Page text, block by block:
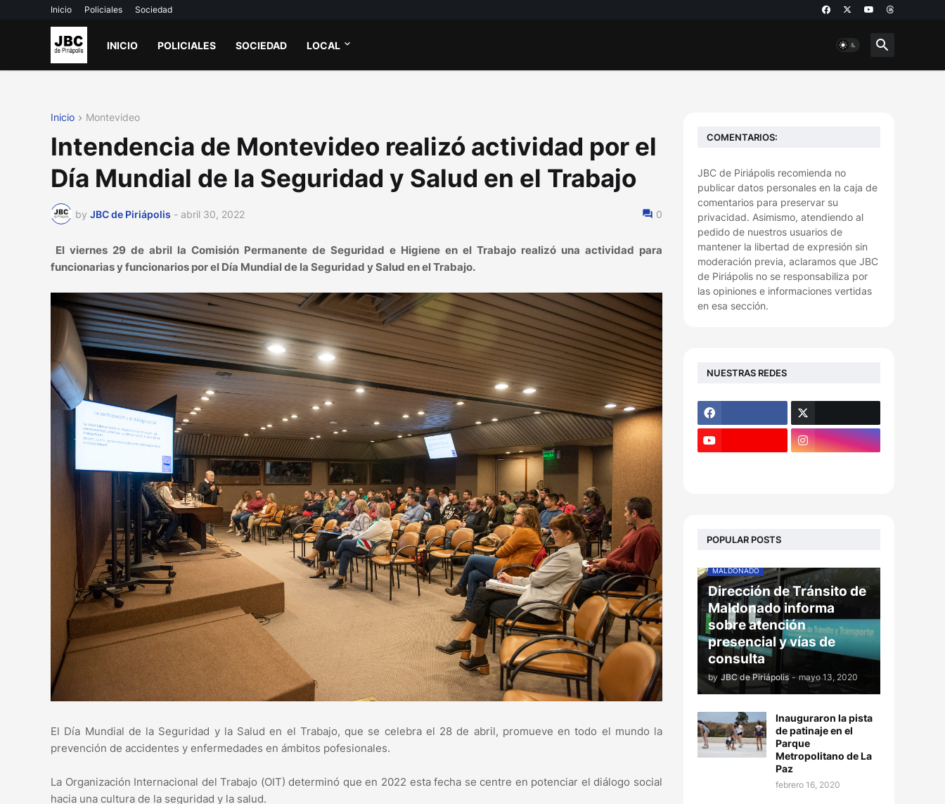
Inicio Policiales Sociedad
INICIO POLICIALES SOCIEDAD LOCAL
Inicio Montevideo
Intendencia de Montevideo realizó actividad por el
Día Mundial de la Seguridad y Salud en el Trabajo
by JBC de Piriápolis - abril 30, 2022 0
El viernes 29 de abril la Comisión Permanente de Seguridad e Higiene en el Trabajo realizó una actividad para
funcionarias y funcionarios por el Día Mundial de la Seguridad y Salud en el Trabajo.
El Día Mundial de la Seguridad y la Salud en el Trabajo, que se celebra el 28 de abril, promueve en todo el mundo la
prevención de accidentes y enfermedades en ámbitos pofesionales.
La Organización Internacional del Trabajo (OIT) determinó que en 2022 esta fecha se centre en potenciar el diálogo social
hacia una cultura de la seguridad y la salud.
COMENTARIOS:
JBC de Piriápolis recomienda no
publicar datos personales en la caja de
comentarios para preservar su
privacidad. Asimismo, atendiendo al
pedido de nuestros usuarios de
mantener la libertad de expresión sin
moderación previa, aclaramos que JBC
de Piriápolis no se responsabiliza por
las opiniones e informaciones vertidas
en esa sección.
NUESTRAS REDES
POPULAR POSTS
MALDONADO
Dirección de Tránsito de
Maldonado informa
sobre atención
presencial y vías de
consulta
by JBC de Piriápolis - mayo 13, 2020
Inauguraron la pista
de patinaje en el
Parque
Metropolitano de La
Paz
febrero 16, 2020